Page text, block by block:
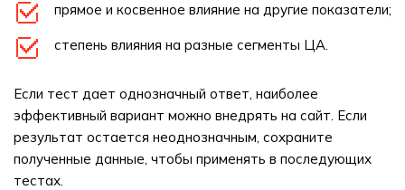
прямое и косвенное влияние на другие показатели;
степень влияния на разные сегменты ЦА.
Если тест дает однозначный ответ, наиболее
эффективный вариант можно внедрять на сайт. Если
результат остается неоднозначным, сохраните
полученные данные, чтобы применять в последующих
тестах.